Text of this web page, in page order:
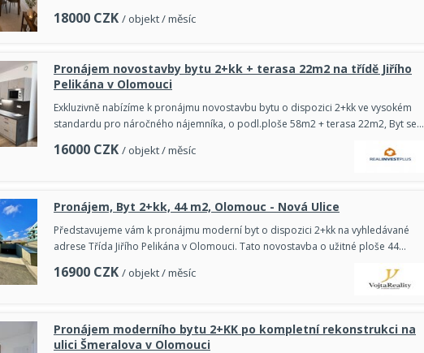
18000 CZK / objekt / měsíc
Pronájem novostavby bytu 2+kk + terasa 22m2 na třídě Jiřího
Pelikána v Olomouci
Exkluzivně nabízíme k pronájmu novostavbu bytu o dispozici 2+kk ve vysokém
standardu pro náročného nájemníka, o podl.ploše 58m2 + terasa 22m2, Byt se…
16000 CZK / objekt / měsíc
Pronájem, Byt 2+kk, 44 m2, Olomouc - Nová Ulice
Představujeme vám k pronájmu moderní byt o dispozici 2+kk na vyhledávané
adrese Třída Jiřího Pelikána v Olomouci. Tato novostavba o užitné ploše 44…
16900 CZK / objekt / měsíc
Pronájem moderního bytu 2+KK po kompletní rekonstrukci na
ulici Šmeralova v Olomouci